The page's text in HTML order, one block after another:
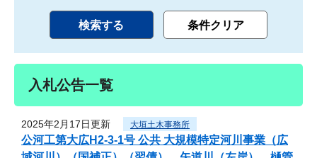
入札公告一覧
2025年2月17日更新 大垣土木事務所
公河工第大広H2-3-1号 公共 大規模特定河川事業（広